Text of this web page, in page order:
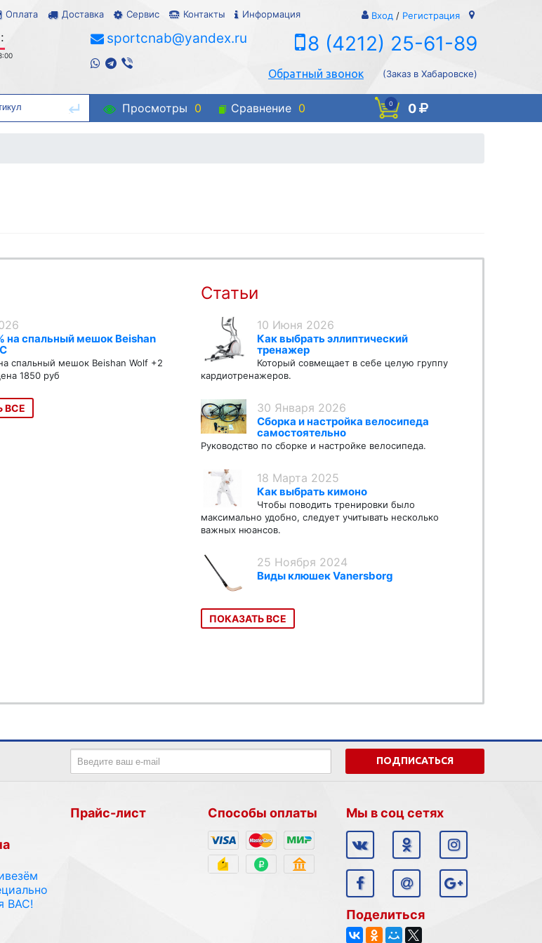
Оплата Доставка Сервис Контакты Информация Вход / Регистрация
sportcnab@yandex.ru 8 (4212) 25-61-89
Обратный звонок (Заказ в Хабаровске)
Просмотры 0 Сравнение 0 0 0
на спальный мешок Beishan
спальный мешок Beishan Wolf +2
1850 руб
ВСЕ
Статьи
10 Июня 2026
Как выбрать эллиптический
тренажер
Который совмещает в себе целую группу
кардиотренажеров.
30 Января 2026
Сборка и настройка велосипеда
самостоятельно
Руководство по сборке и настройке велосипеда.
18 Марта 2025
Как выбрать кимоно
Чтобы поводить тренировки было
максимально удобно, следует учитывать несколько
важных нюансов.
25 Ноября 2024
Виды клюшек Vanersborg
ПОКАЗАТЬ ВСЕ
ПОДПИСАТЬСЯ
ВАС!
Прайс-лист Способы оплаты Мы в соц сетях
Поделиться